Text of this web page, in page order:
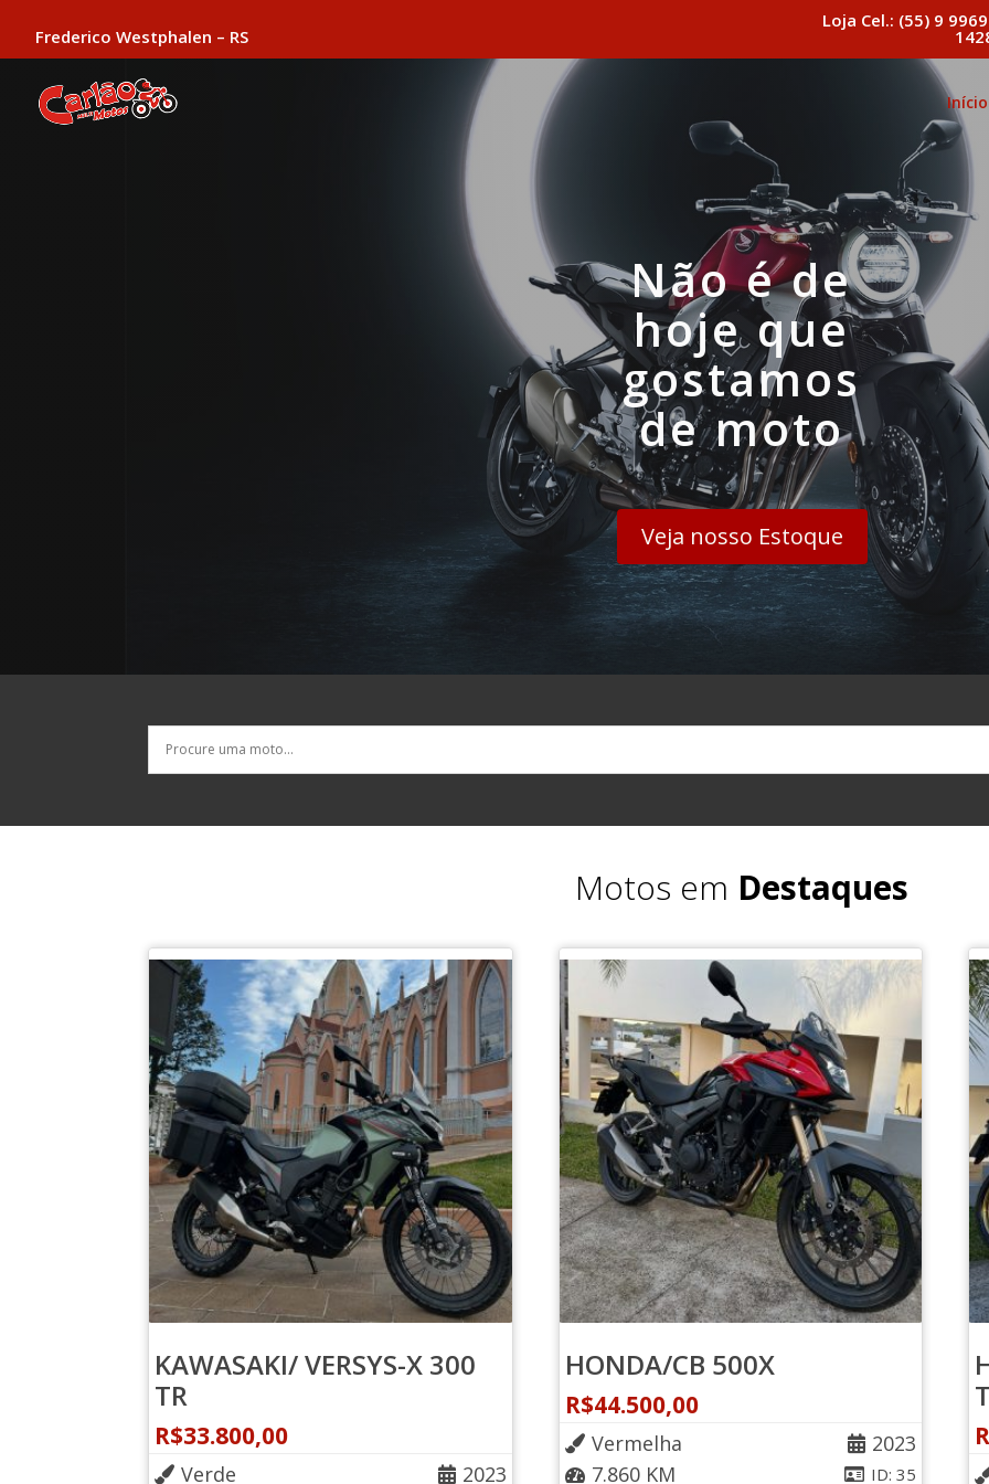
Frederico Westphalen – RS
Loja Cel.: (55) 9
Início
Não é de
hoje que
gostamos
de moto
Veja nosso Estoque
Motos em Destaques
KAWASAKI/ VERSYS-X 300
TR
R$33.800,00
2023
Verde
HONDA/CB 500X
R$44.500,00
2023
Vermelha
ID: 35
7.860 KM